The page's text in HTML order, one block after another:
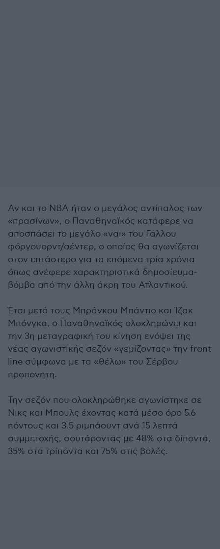
Αν και το ΝΒΑ ήταν ο μεγάλος αντίπαλος των
«πρασίνων», ο Παναθηναϊκός κατάφερε να
αποσπάσει το μεγάλο «ναι» του Γάλλου
φόργουορντ/σέντερ, ο οποίος θα αγωνίζεται
στον επτάστερο για τα επόμενα τρία χρόνια
όπως ανέφερε χαρακτηριστικά δημοσίευμα-
βόμβα από την άλλη άκρη του Ατλαντικού.
Έτσι μετά τους Μπράνκου Μπάντιο και Ίζακ
Μπόνγκα, ο Παναθηναϊκός ολοκληρώνει και
την 3η μεταγραφική του κίνηση ενόψει της
νέας αγωνιστικής σεζόν «γεμίζοντας» την front
line σύμφωνα με τα «θέλω» του Σέρβου
προπονητη.
Την σεζόν που ολοκληρώθηκε αγωνίστηκε σε
Νικς και Μπουλς έχοντας κατά μέσο όρο 5.6
πόντους και 3.5 ριμπάουντ ανά 15 λεπτά
συμμετοχής, σουτάροντας με 48% στα δίποντα,
35% στα τρίποντα και 75% στις βολές.